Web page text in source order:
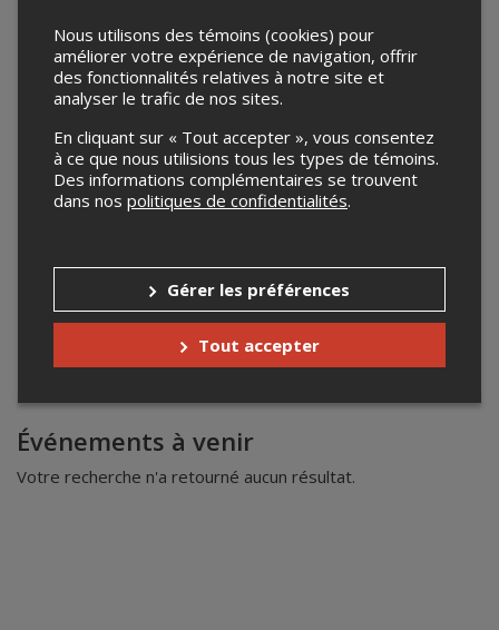
−
Événements à venir
Votre recherche n'a retourné aucun résultat.
Nous utilisons des témoins (cookies) pour
améliorer votre expérience de navigation, offrir
des fonctionnalités relatives à notre site et
analyser le trafic de nos sites.
En cliquant sur « Tout accepter », vous consentez
à ce que nous utilisions tous les types de témoins.
Des informations complémentaires se trouvent
dans nos politiques de confidentialités.
Gérer les préférences
Tout accepter